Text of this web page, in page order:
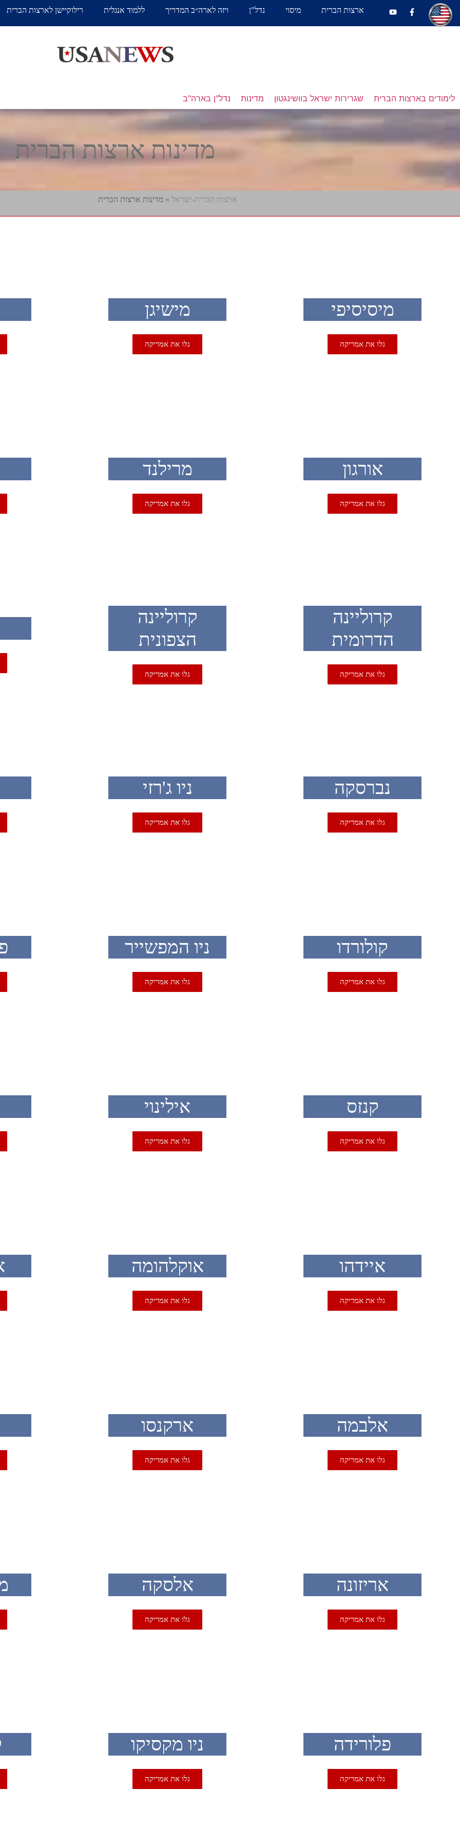
ארצות הברית מיסוי נדל"ן ויזה לארה״ב המדריך ללמוד אנגלית רילוקיישן לארצות הברית
לימודים בארצות הברית שגרירות ישראל בוושינגטון מדינות נדל"ן בארה"ב
מדינות ארצות הברית
ארצות הברית-ישראל »מדינות ארצות הברית
מיסיסיפי
גלו את אמריקה
מישיגן
גלו את אמריקה
אורגון
גלו את אמריקה
מרילנד
גלו את אמריקה
קרוליינה
הדרומית
גלו את אמריקה
קרוליינה
הצפונית
גלו את אמריקה
נברסקה
גלו את אמריקה
ניו ג'רזי
גלו את אמריקה
קולורדו
גלו את אמריקה
ניו המפשייר
גלו את אמריקה
קנזס
גלו את אמריקה
אילינוי
גלו את אמריקה
איידהו
גלו את אמריקה
אוקלהומה
גלו את אמריקה
אלבמה
גלו את אמריקה
ארקנסו
גלו את אמריקה
אריזונה
גלו את אמריקה
אלסקה
גלו את אמריקה
פלורידה
גלו את אמריקה
ניו מקסיקו
גלו את אמריקה